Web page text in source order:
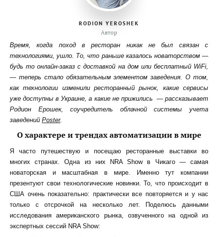
RODION YEROSHEK
Автор
Время, когда поход в ресторан никак не был связан с
технологиями, ушло. То, что раньше казалось новаторством —
будь то онлайн-заказ с доставкой на дом или бесплатный WiFi,
— теперь стало обязательным элементом заведения. О том,
как технологии изменили ресторанный рынок, какие сервисы
уже доступны в Украине, а какие не прижились — рассказывает
Родион Ерошек, соучредитель облачной системы учета
заведений Poster.
О характере и трендах автоматизации в мире
Я часто путешествую и посещаю ресторанные выставки во
многих странах. Одна из них NRA Show в Чикаго — самая
новаторская и масштабная в мире. Именно тут компании
презентуют свои технологические новинки. То, что происходит в
США очень показательно: практически все повторяется и у нас
только с отсрочкой на несколько лет. Поделюсь данными
исследования американского рынка, озвученного на одной из
экспертных сессий NRA Show: